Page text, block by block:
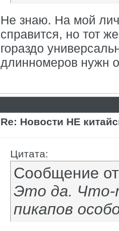
Не знаю. На мой
справится, но тот
гораздо
длинномеров нужн
Re: Новости НЕ
Цитата:
Сообщение
Это да. Что-
пикапов